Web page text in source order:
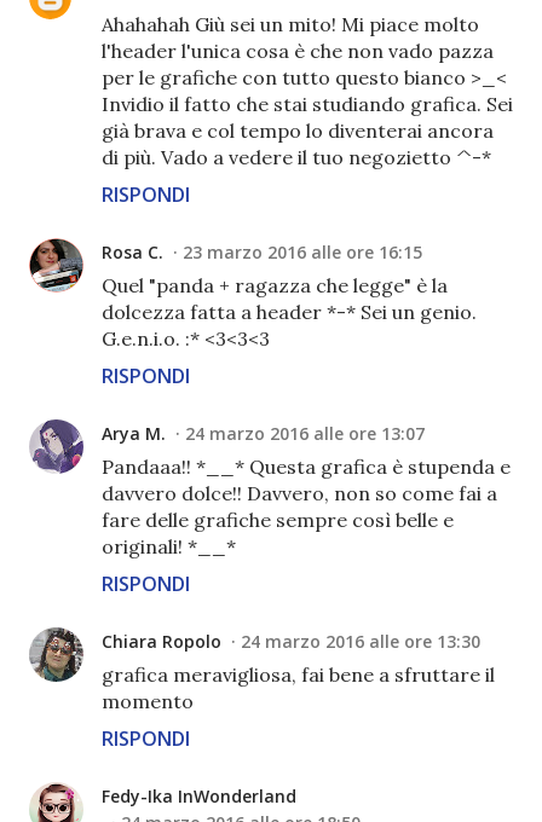
Ahahahah Giù sei un mito! Mi piace molto
l'header l'unica cosa è che non vado pazza
per le grafiche con tutto questo bianco >_<
Invidio il fatto che stai studiando grafica. Sei
già brava e col tempo lo diventerai ancora
di più. Vado a vedere il tuo negozietto ^-*
RISPONDI
Rosa C. 23 marzo 2016 alle ore 16:15
Quel "panda + ragazza che legge" è la
dolcezza fatta a header *-* Sei un genio.
G.e.n.i.o. :* <3<3<3
RISPONDI
Arya M. 24 marzo 2016 alle ore 13:07
Pandaaa!! *__* Questa grafica è stupenda e
davvero dolce!! Davvero, non so come fai a
fare delle grafiche sempre così belle e
originali! *__*
RISPONDI
Chiara Ropolo 24 marzo 2016 alle ore 13:30
grafica meravigliosa, fai bene a sfruttare il
momento
RISPONDI
Fedy-Ika InWonderland